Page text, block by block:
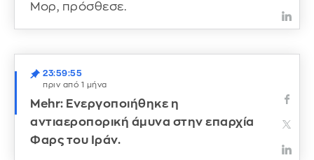
Μορ, πρόσθεσε.
23:59:55
πριν από 1 μήνα
Mehr: Ενεργοποιήθηκε η
αντιαεροπορική άμυνα στην επαρχία
Φαρς του Ιράν.